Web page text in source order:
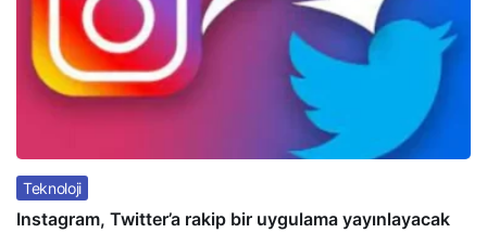
Teknoloji
Instagram, Twitter’a rakip bir uygulama yayınlayacak